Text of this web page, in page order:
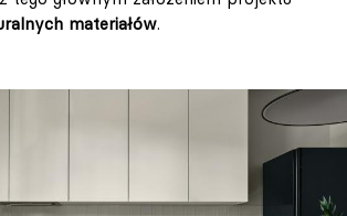
materiałów.